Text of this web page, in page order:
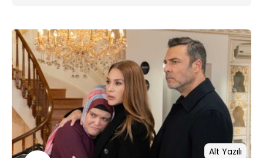
Alt Yazılı